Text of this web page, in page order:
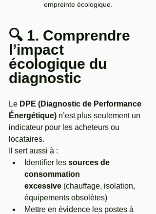
empreinte écologique.
🔍 1. Comprendre
l’impact
écologique du
diagnostic
Le DPE (Diagnostic de Performance
Énergétique) n’est plus seulement un
indicateur pour les acheteurs ou
locataires.
Il sert aussi à :
Identifier les sources de
consommation
excessive (chauffage, isolation,
équipements obsolètes)
Mettre en évidence les postes à